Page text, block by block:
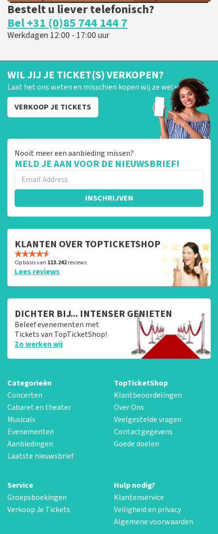
Bestelt u liever telefonisch?
Bel +31 (0)85 744 144 7
Werkdagen 12:00 - 17:00 uur
WIL JIJ JE TICKET(S) VERKOPEN?
Laat het ons weten en misschien kopen wij ze wel van je!
VERKOOP JE TICKETS
Nooit meer een aanbieding missen?
MELD JE AAN VOOR DE NIEUWSBRIEF!
INSCHRIJVEN
KLANTEN OVER TOPTICKETSHOP
Op basis van 113.242reviews
Lees reviews
DICHTER BIJ... INTENSER GENIETEN
Beleef evenementen met
Tickets van TopTicketShop!
Zo werken wij
Categorieën
Concerten
Cabaret en theater
Musicals
Evenementen
Aanbiedingen
Laatste nieuwsbrief
TopTicketShop
Klantbeoordelingen
Over Ons
Veelgestelde vragen
Contactgegevens
Goede doelen
Service
Groepsboekingen
Verkoop Je Tickets
Hulp nodig?
Klantenservice
Veiligheid en privacy
Algemene voorwaarden